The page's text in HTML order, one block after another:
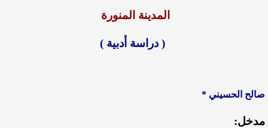
المدينة المنورة
( دراسة أدبية )
صالح الحسيني *
مدخل: